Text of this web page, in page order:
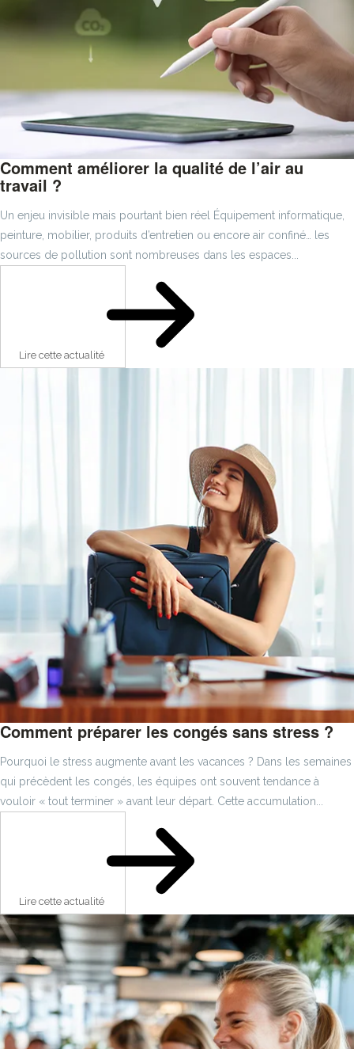
Comment améliorer la qualité de l’air au
travail ?
Un enjeu invisible mais pourtant bien réel Équipement informatique,
peinture, mobilier, produits d’entretien ou encore air confiné… les
sources de pollution sont nombreuses dans les espaces...
Lire cette actualité
Comment préparer les congés sans stress ?
Pourquoi le stress augmente avant les vacances ? Dans les semaines
qui précèdent les congés, les équipes ont souvent tendance à
vouloir « tout terminer » avant leur départ. Cette accumulation...
Lire cette actualité